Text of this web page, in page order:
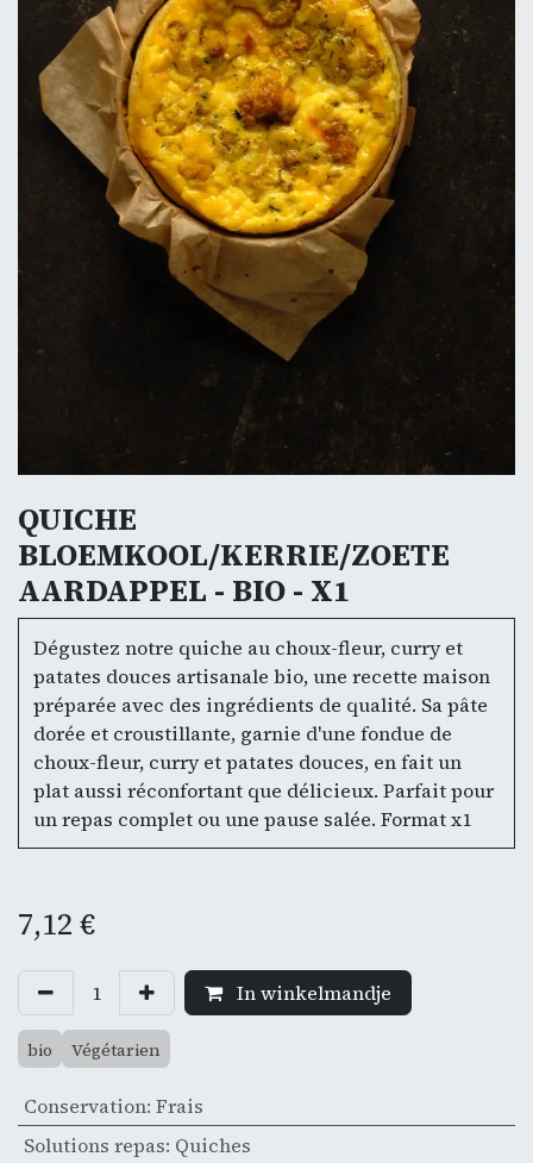
QUICHE
BLOEMKOOL/KERRIE/ZOETE
AARDAPPEL - BIO - X1
Dégustez notre quiche au choux-fleur, curry et
patates douces artisanale bio, une recette maison
préparée avec des ingrédients de qualité. Sa pâte
dorée et croustillante, garnie d'une fondue de
choux-fleur, curry et patates douces, en fait un
plat aussi réconfortant que délicieux. Parfait pour
un repas complet ou une pause salée. Format x1
7,12 €
In winkelmandje
bio Végétarien
Conservation: Frais
Solutions repas: Quiches